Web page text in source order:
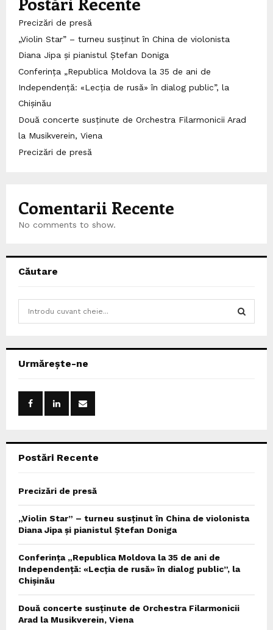
Precizări de presă
„Violin Star” – turneu susținut în China de violonista
Diana Jipa și pianistul Ștefan Doniga
Conferința „Republica Moldova la 35 de ani de
Independență: «Lecția de rusă» în dialog public”, la
Chișinău
Două concerte susținute de Orchestra Filarmonicii Arad
la Musikverein, Viena
Precizări de presă
Comentarii Recente
No comments to show.
Căutare
h
Urmărește-ne
Postări Recente
Precizări de presă
„Violin Star” – turneu susținut în China de violonista
Diana Jipa și pianistul Ștefan Doniga
Conferința „Republica Moldova la 35 de ani de
Independență: «Lecția de rusă» în dialog public”, la
Chișinău
Două concerte susținute de Orchestra Filarmonicii
Arad la Musikverein, Viena